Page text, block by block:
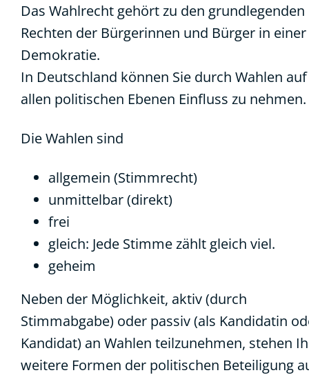
Das Wahlrecht gehört zu den grundlegenden
Rechten der Bürgerinnen und Bürger in einer
Demokratie.
In Deutschland können Sie durch Wahlen auf
allen politischen Ebenen Einfluss zu nehmen.
Die Wahlen sind
allgemein (Stimmrecht)
unmittelbar (direkt)
frei
gleich: Jede Stimme zählt gleich viel.
geheim
Neben der Möglichkeit, aktiv (durch
Stimmabgabe) oder passiv (als Kandidatin
Kandidat) an Wahlen teilzunehmen, stehen
weitere Formen der politischen Beteiligung